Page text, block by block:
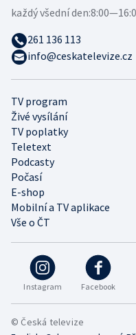
Instagram Facebook
TV program
Živé vysílání
TV poplatky
Teletext
Podcasty
Počasí
E-shop
Mobilní a TV aplikace
Vše o ČT
každý všední den:
261 136 113
info@ceskatelevize.cz
© Česká televize